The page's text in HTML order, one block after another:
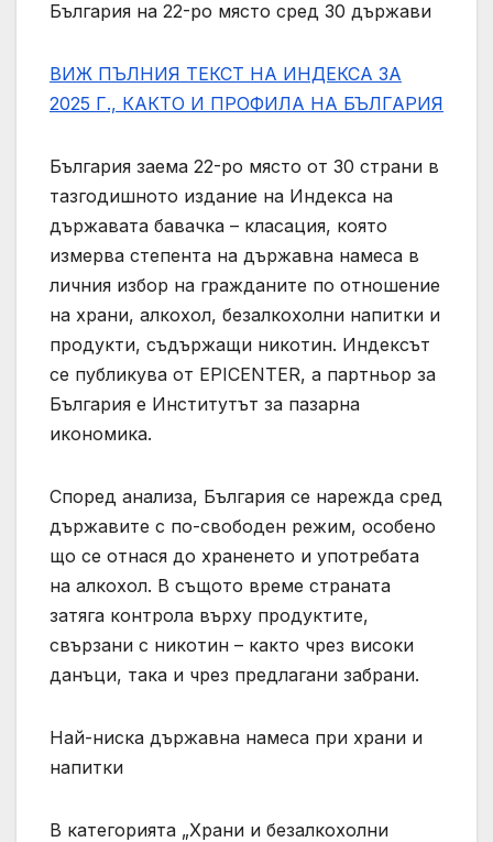
България на 22-ро място сред 30 държави
ВИЖ ПЪЛНИЯ ТЕКСТ НА ИНДЕКСА ЗА
2025 Г., КАКТО И ПРОФИЛА НА БЪЛГАРИЯ
България заема 22-ро място от 30 страни в
тазгодишното издание на Индекса на
държавата бавачка – класация, която
измерва степента на държавна намеса в
личния избор на гражданите по отношение
на храни, алкохол, безалкохолни напитки и
продукти, съдържащи никотин. Индексът
се публикува от EPICENTER, а партньор за
България е Институтът за пазарна
икономика.
Според анализа, България се нарежда сред
държавите с по-свободен режим, особено
що се отнася до храненето и употребата
на алкохол. В същото време страната
затяга контрола върху продуктите,
свързани с никотин – както чрез високи
данъци, така и чрез предлагани забрани.
Най-ниска държавна намеса при храни и
напитки
В категорията „Храни и безалкохолни